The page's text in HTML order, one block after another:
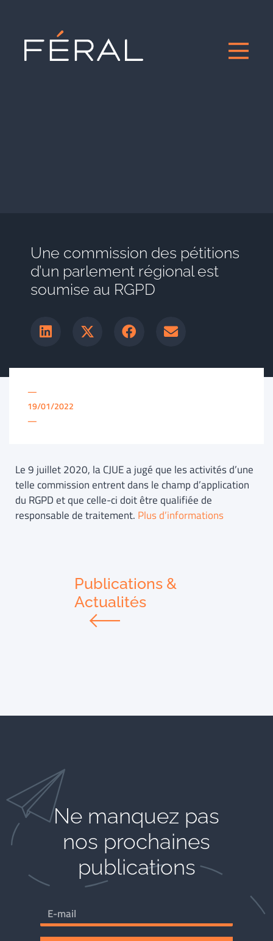
Une commission des pétitions
d’un parlement régional est
soumise au RGPD
—
19/01/2022
—
Le 9 juillet 2020, la CJUE a jugé que les activités d’une
telle commission entrent dans le champ d’application
du RGPD et que celle-ci doit être qualifiée de
responsable de traitement. Plus d’informations
Publications &
Actualités
Ne manquez pas
nos prochaines
publications